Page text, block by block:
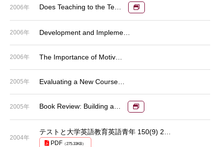
Does Teaching to the Te…
2006年
Development and Impleme…
2006年
The Importance of Motiv…
2006年
Evaluating a New Course…
2005年
Book Review: Building a…
2005年
テストと大学英語教育英語青年 150(9) 2…
PDF （275.33KB）
2004年